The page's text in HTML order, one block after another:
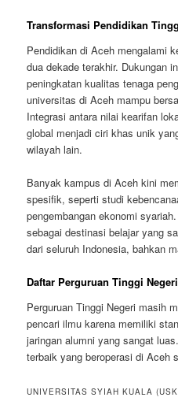
Transformasi Pendidikan
Pendidikan di Aceh mengalami
dua dekade terakhir. Dukungan
peningkatan kualitas tenaga
universitas di Aceh mampu
Integrasi antara nilai kearifan
global menjadi ciri khas unik
wilayah lain.
Banyak kampus di Aceh kini
spesifik, seperti studi
pengembangan ekonomi
sebagai destinasi belajar yang
dari seluruh Indonesia, bahkan
Daftar Perguruan Tinggi
Perguruan Tinggi Negeri masih
pencari ilmu karena memiliki
jaringan alumni yang sangat
terbaik yang beroperasi di Aceh
UNIVERSITAS SYIAH KUALA